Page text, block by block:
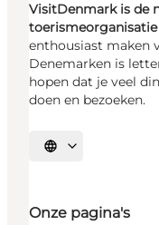
VisitDenmark is de
enthousiast maken
Denemarken is
hopen dat je veel
doen en bezoeken.
Selecteer taal
Onze pagina's